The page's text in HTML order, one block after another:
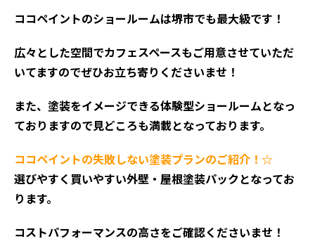
ココペイントのショールームは堺市でも最大級です！
広々とした空間でカフェスペースもご用意させていただ
いてますのでぜひお立ち寄りくださいませ！
また、塗装をイメージできる体験型ショールームとなっ
ておりますので見どころも満載となっております。
ココペイントの失敗しない塗装プランのご紹介！☆
選びやすく買いやすい外壁・屋根塗装パックとなってお
ります。
コストパフォーマンスの高さをご確認くださいませ！